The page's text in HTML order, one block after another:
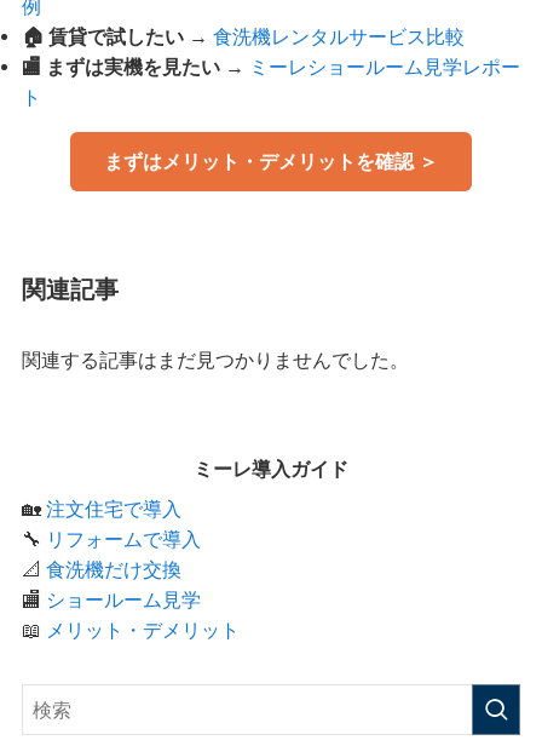
例
🏠 賃貸で試したい→ 食洗機レンタルサービス比較
🏬 まずは実機を見たい→
ミーレショールーム見学レポー
ト
まずはメリット・デメリットを確認 ＞
関連記事
関連する記事はまだ見つかりませんでした。
ミーレ導入ガイド
🏡 注文住宅で導入
🔧 リフォームで導入
📐 食洗機だけ交換
🏬 ショールーム見学
📖 メリット・デメリット